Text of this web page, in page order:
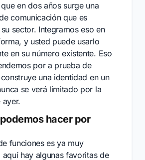
en dos años surge una
comunicación que es
sector. Integramos eso en
y usted puede usarlo
en su número existente. Eso
por a prueba de
una identidad en un
se verá limitado por la
hacer por
funciones es ya muy
aquí hay algunas favoritas de